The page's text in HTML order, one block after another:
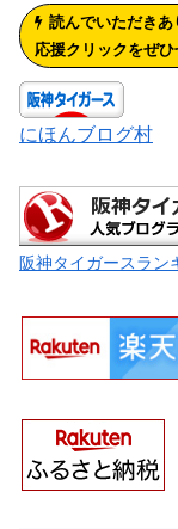
読んでいただきあ
応援クリックをぜ
にほんブログ村
阪神タイガースラン